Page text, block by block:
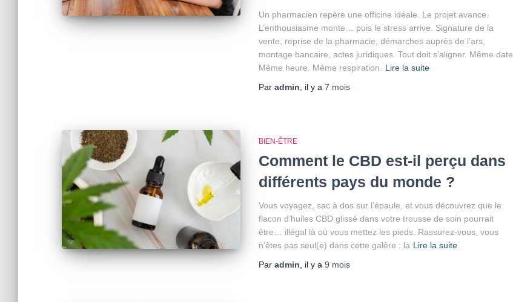
Un pharmacien repère une officine idéale. Le projet avance.
L’enthousiasme monte… puis le stress arrive. Signature de la
vente, reprise de la pharmacie, démarches auprès de l’ars,
montage bancaire, actes juridiques. Tout doit s’aligner. Même date.
Même heure. Même respiration.
Lire la suite
Par admin , il y a 7 mois
BIEN-ÊTRE
Comment le CBD est-il perçu dans
différents pays du monde ?
Vous voyagez, sac à dos sur l’épaule, et vous découvrez que le
flacon d’huiles CBD glissé dans votre trousse de soin pourrait
être… illégal là où vous mettez les pieds. Rassurez-vous, vous
n’êtes pas seul(e) dans cette galère : la Lire la suite
Par admin , il y a 9 mois